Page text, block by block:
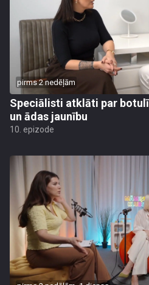
pirms 2 nedēļām
Speciālisti atklāti par
un ādas jaunību
10. epizode